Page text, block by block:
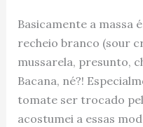
Basicamente a massa
recheio branco (sour
mussarela, presunto,
Bacana, né?!
tomate ser trocado
acostumei a essas